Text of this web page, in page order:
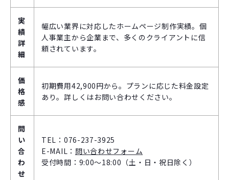
実
績
詳
細
幅広い業界に対応したホームページ制作実績。個
人事業主から企業まで、多くのクライアントに信
頼されています。
価
格
感
初期費用42,900円から。プランに応じた料金設定
あり。詳しくはお問い合わせください。
問
い
合
わ
せ
TEL：076-237-3925
E-MAIL： 問い合わせフォーム
受付時間：9:00～18:00（土・日・祝日除く）